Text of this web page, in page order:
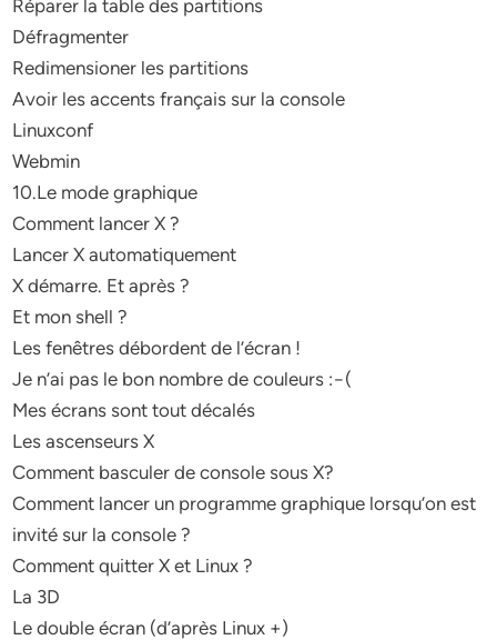
Réparer la table des partitions
Défragmenter
Redimensioner les partitions
Avoir les accents français sur la console
Linuxconf
Webmin
10.Le mode graphique
Comment lancer X ?
Lancer X automatiquement
X démarre. Et après ?
Et mon shell ?
Les fenêtres débordent de l’écran !
Je n’ai pas le bon nombre de couleurs :−(
Mes écrans sont tout décalés
Les ascenseurs X
Comment basculer de console sous X?
Comment lancer un programme graphique lorsqu’on est
invité sur la console ?
Comment quitter X et Linux ?
La 3D
Le double écran (d’après Linux +)